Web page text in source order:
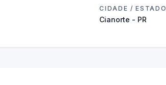
CIDADE / ESTADO
Cianorte - PR